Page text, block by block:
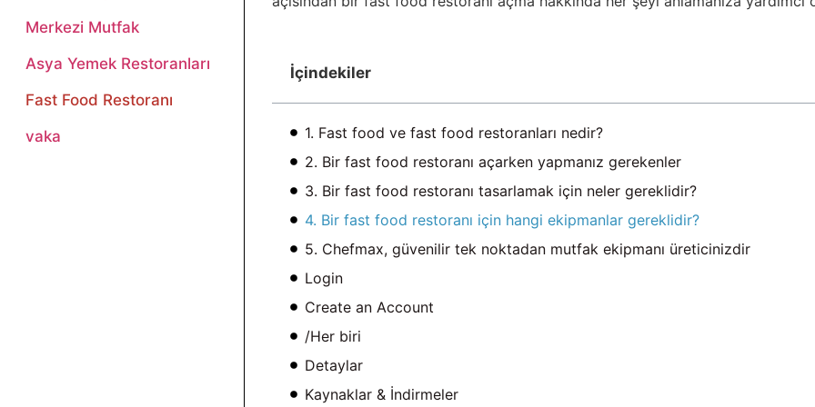
Merkezi Mutfak
Asya Yemek Restoranları
Fast Food Restoranı
vaka
İçindekiler
1. Fast food ve fast food restoranları nedir?
2. Bir fast food restoranı açarken yapmanız gerekenler
3. Bir fast food restoranı tasarlamak için neler gereklidir?
4. Bir fast food restoranı için hangi ekipmanlar gereklidir?
5. Chefmax, güvenilir tek noktadan mutfak ekipmanı üreticinizdir
Login
Create an Account
/Her biri
Detaylar
Kaynaklar & İndirmeler